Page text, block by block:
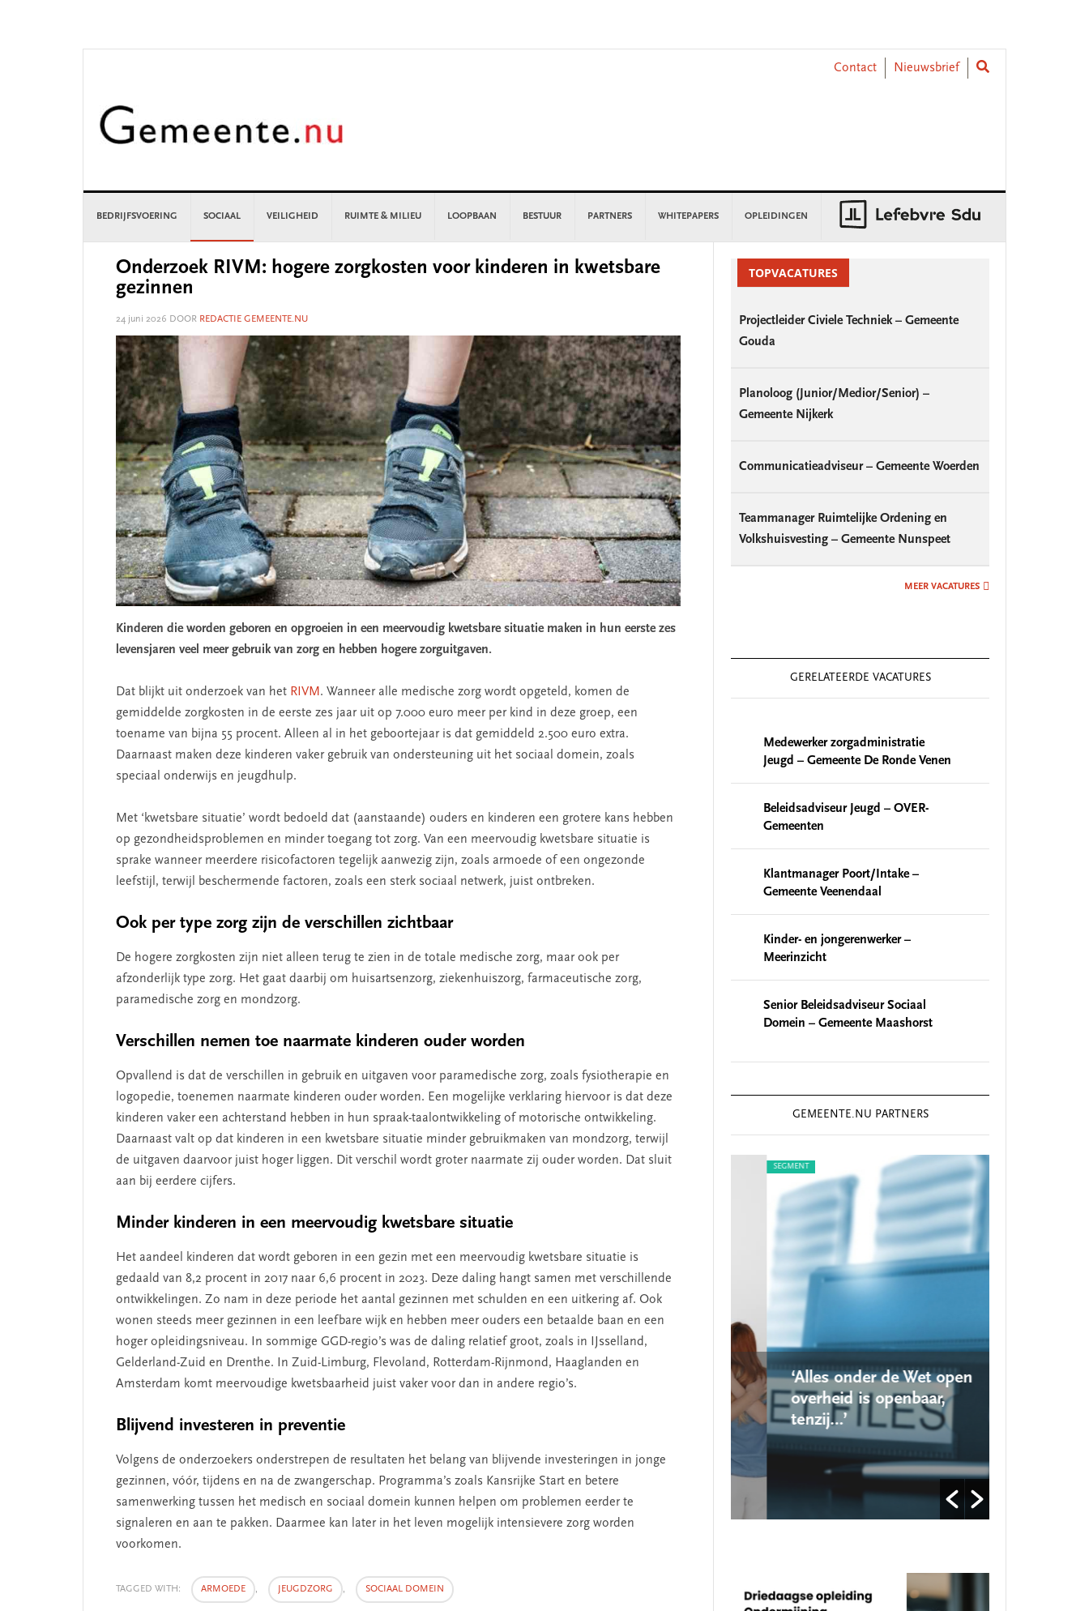
Contact
Nieuwsbrief
BEDRIJFSVOERING SOCIAAL VEILIGHEID RUIMTE & MILIEU LOOPBAAN BESTUUR PARTNERS WHITEPAPERS OPLEIDINGEN
Onderzoek RIVM: hogere zorgkosten voor kinderen in kwetsbare
gezinnen
24 juni 2026 DOOR REDACTIE GEMEENTE.NU
Kinderen die worden geboren en opgroeien in een meervoudig kwetsbare situatie maken in hun eerste zes
levensjaren veel meer gebruik van zorg en hebben hogere zorguitgaven.
Dat blijkt uit onderzoek van het RIVM . Wanneer alle medische zorg wordt opgeteld, komen de
gemiddelde zorgkosten in de eerste zes jaar uit op 7.000 euro meer per kind in deze groep, een
toename van bijna 55 procent. Alleen al in het geboortejaar is dat gemiddeld 2.500 euro extra.
Daarnaast maken deze kinderen vaker gebruik van ondersteuning uit het sociaal domein, zoals
speciaal onderwijs en jeugdhulp.
Met ‘kwetsbare situatie’ wordt bedoeld dat (aanstaande) ouders en kinderen een grotere kans hebben
op gezondheidsproblemen en minder toegang tot zorg. Van een meervoudig kwetsbare situatie is
sprake wanneer meerdere risicofactoren tegelijk aanwezig zijn, zoals armoede of een ongezonde
leefstijl, terwijl beschermende factoren, zoals een sterk sociaal netwerk, juist ontbreken.
Ook per type zorg zijn de verschillen zichtbaar
De hogere zorgkosten zijn niet alleen terug te zien in de totale medische zorg, maar ook per
afzonderlijk type zorg. Het gaat daarbij om huisartsenzorg, ziekenhuiszorg, farmaceutische zorg,
paramedische zorg en mondzorg.
Verschillen nemen toe naarmate kinderen ouder worden
Opvallend is dat de verschillen in gebruik en uitgaven voor paramedische zorg, zoals fysiotherapie en
logopedie, toenemen naarmate kinderen ouder worden. Een mogelijke verklaring hiervoor is dat deze
kinderen vaker een achterstand hebben in hun spraak-taalontwikkeling of motorische ontwikkeling.
Daarnaast valt op dat kinderen in een kwetsbare situatie minder gebruikmaken van mondzorg, terwijl
de uitgaven daarvoor juist hoger liggen. Dit verschil wordt groter naarmate zij ouder worden. Dat sluit
aan bij eerdere cijfers.
Minder kinderen in een meervoudig kwetsbare situatie
Het aandeel kinderen dat wordt geboren in een gezin met een meervoudig kwetsbare situatie is
gedaald van 8,2 procent in 2017 naar 6,6 procent in 2023. Deze daling hangt samen met verschillende
ontwikkelingen. Zo nam in deze periode het aantal gezinnen met schulden en een uitkering af. Ook
wonen steeds meer gezinnen in een leefbare wijk en hebben meer ouders een betaalde baan en een
hoger opleidingsniveau. In sommige GGD-regio’s was de daling relatief groot, zoals in IJsselland,
Gelderland-Zuid en Drenthe. In Zuid-Limburg, Flevoland, Rotterdam-Rijnmond, Haaglanden en
Amsterdam komt meervoudige kwetsbaarheid juist vaker voor dan in andere regio’s.
Blijvend investeren in preventie
Volgens de onderzoekers onderstrepen de resultaten het belang van blijvende investeringen in jonge
gezinnen, vóór, tijdens en na de zwangerschap. Programma’s zoals Kansrijke Start en betere
samenwerking tussen het medisch en sociaal domein kunnen helpen om problemen eerder te
signaleren en aan te pakken. Daarmee kan later in het leven mogelijk intensievere zorg worden
voorkomen.
TAGGED WITH: ARMOEDE , JEUGDZORG , SOCIAAL DOMEIN
SidebarTOPVACATURES
Projectleider Civiele Techniek – Gemeente
Gouda
Planoloog (Junior/Medior/Senior) –
Gemeente Nijkerk
Communicatieadviseur – Gemeente Woerden
Teammanager Ruimtelijke Ordening en
Volkshuisvesting – Gemeente Nunspeet
MEER VACATURES
GERELATEERDE VACATURES
Medewerker zorgadministratie
Jeugd – Gemeente De Ronde Venen
Beleidsadviseur Jeugd – OVER-
Gemeenten
Klantmanager Poort/Intake –
Gemeente Veenendaal
Kinder- en jongerenwerker –
Meerinzicht
Senior Beleidsadviseur Sociaal
Domein – Gemeente Maashorst
GEMEENTE.NU PARTNERS
missie van Segment
SEGMENT
‘Persoonlijk leiderschap
‘Met een integrale aanpak
‘Alles onder de Wet open
overheid is openbaar,
tenzij…’